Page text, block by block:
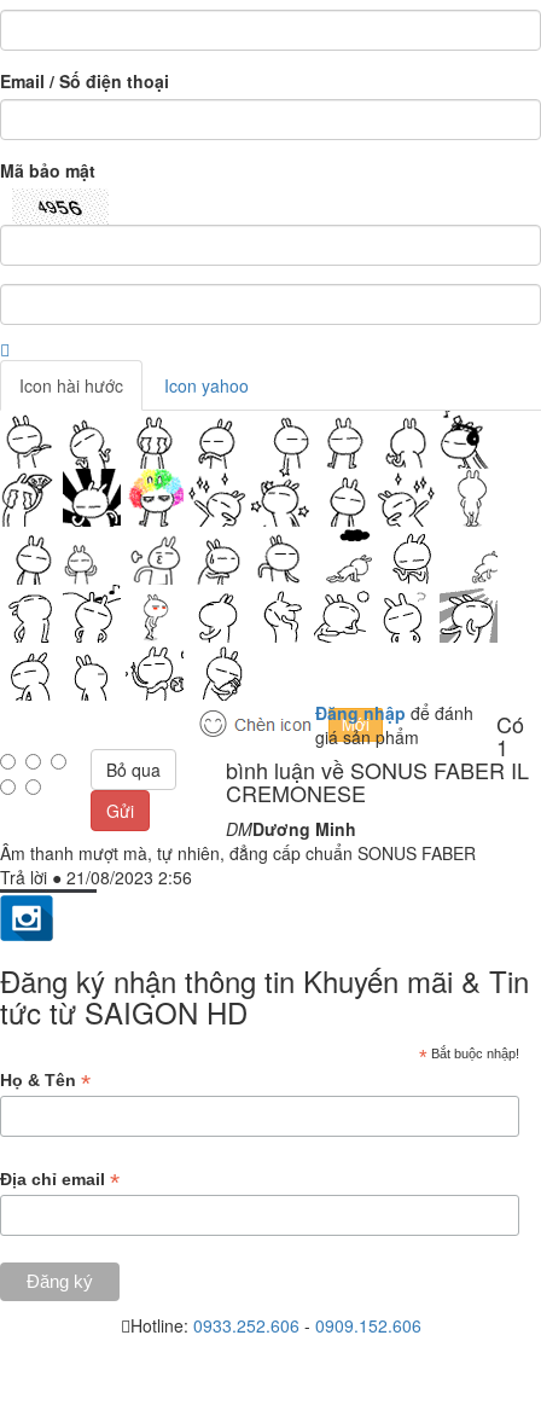
Email / Số điện thoại
Mã bảo mật
Icon hài hước Icon yahoo
Đăng nhập để đánh
giá sản phẩm
Bỏ qua
Gửi
Có
1
bình luận về SONUS FABER IL
CREMONESE
DMDương Minh
Âm thanh mượt mà, tự nhiên, đẳng cấp chuẩn SONUS FABER
Trả lời ● 21/08/2023 2:56
Đăng ký nhận thông tin Khuyến mãi & Tin
tức từ SAIGON HD
* Bắt buộc nhập!
Họ & Tên *
Địa chỉ email *
Hotline: 0933.252.606 - 0909.152.606